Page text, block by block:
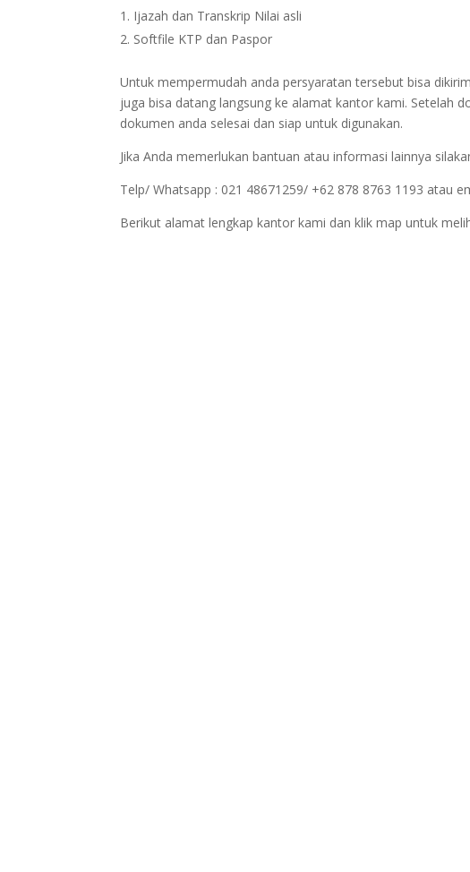
Ijazah dan Transkrip Nilai asli
Softfile KTP dan Paspor
Untuk mempermudah anda persyaratan tersebut bisa
juga bisa datang langsung ke alamat kantor kami. Setelah
dokumen anda selesai dan siap untuk digunakan.
Jika Anda memerlukan bantuan atau informasi lainnya
Telp/ Whatsapp : 021 48671259/ +62 878 8763 1193 atau
Berikut alamat lengkap kantor kami dan klik map untuk